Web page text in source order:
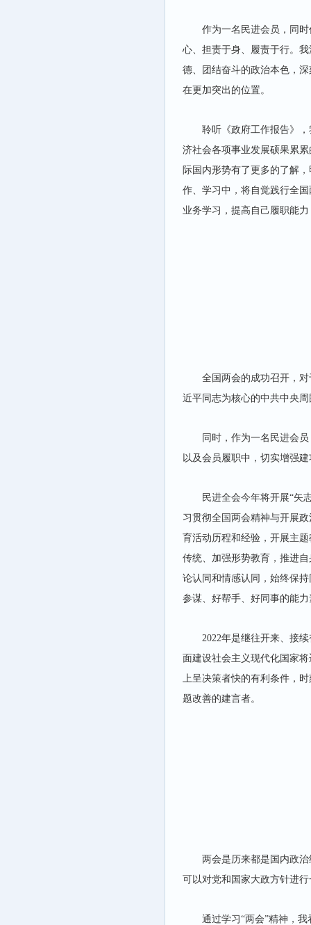
作为一名民进会员，同
心、担责于身、履责于行。
德、团结奋斗的政治本色，
在更加突出的位置。
聆听《政府工作报告》
济社会各项事业发展硕果累
际国内形势有了更多的了解
作、学习中，将自觉践行全
业务学习，提高自己履职能
全国两会的成功召开，
近平同志为核心的中共中央
同时，作为一名民进会
以及会员履职中，切实增强
民进全会今年将开展“矢
习贯彻全国两会精神与开展
育活动历程和经验，开展主
传统、加强形势教育，推进
论认同和情感认同，始终保
参谋、好帮手、好同事的能
2022年是继往开来、接
面建设社会主义现代化国家
上呈决策者快的有利条件，
题改善的建言者。
两会是历来都是国内政
可以对党和国家大政方针进
通过学习“两会”精神，